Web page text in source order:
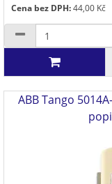
Cena bez DPH:44,00 Kč
ABB Tango